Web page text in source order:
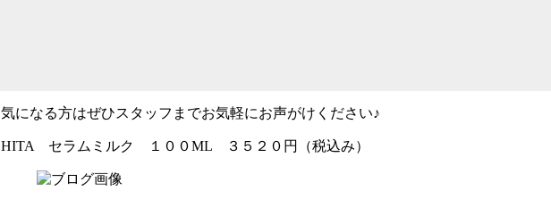
気になる方はぜひスタッフまでお気軽にお声がけください♪
HITA セラムミルク １００ML ３５２０円（税込み）